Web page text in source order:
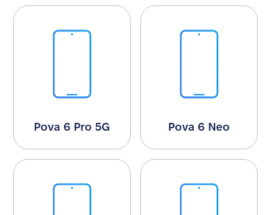
Pova 6 Pro 5G Pova 6 Neo